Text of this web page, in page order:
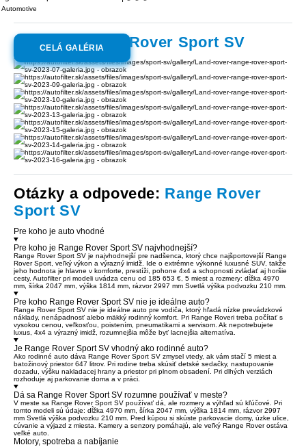
Automotive
Galéria:Range Rover Sport SV
CELÁ GALÉRIA
Otázky a odpovede: Range Rover
Sport SV
Pre koho je auto vhodné
Pre koho je Range Rover Sport SV najvhodnejší?
Range Rover Sport SV je najvhodnejší pre nadšenca, ktorý chce najšportovejší Range
Rover Sport, veľký výkon a výrazný imidž. Ide o extrémne výkonné luxusné SUV, takže
jeho hodnota je hlavne v komforte, prestíži, pohone 4x4 a schopnosti zvládať aj horšie
cesty. Autofilter pri modeli uvádza cenu od 185 653 €, 5 miest a rozmery: dĺžka 4970
mm, šírka 2047 mm, výška 1814 mm, rázvor 2997 mm Svetlá výška podvozku 210 mm.
Pre koho Range Rover Sport SV nie je ideálne auto?
Range Rover Sport SV nie je ideálne auto pre vodiča, ktorý hľadá nízke prevádzkové
náklady, nenápadnosť alebo mäkký rodinný komfort. Pri Range Roveri treba počítať s
vysokou cenou, veľkosťou, poistením, pneumatikami a servisom. Ak nepotrebujete
luxus, 4x4 a výrazný imidž, rozumnejšia môže byť lacnejšia alternatíva.
Je Range Rover Sport SV vhodný ako rodinné auto?
Ako rodinné auto dáva Range Rover Sport SV zmysel vtedy, ak vám stačí 5 miest a
batožinový priestor 647 litrov. Pri rodine treba skúsiť detské sedačky, nastupovanie
dozadu, výšku nakladacej hrany a priestor pri plnom obsadení. Pri dlhých verziách
rozhoduje aj parkovanie doma a v práci.
Dá sa Range Rover Sport SV rozumne používať v meste?
V meste sa Range Rover Sport SV používať dá, ale rozmery a výhľad sú kľúčové. Pri
tomto modeli sú údaje: dĺžka 4970 mm, šírka 2047 mm, výška 1814 mm, rázvor 2997
mm Svetlá výška podvozku 210 mm. Pred kúpou si skúste parkovacie domy, úzke ulice,
cúvanie a výjazd z miesta. Kamery a senzory pomáhajú, ale veľký Range Rover ostáva
veľké auto.
Motory, spotreba a nabíjanie